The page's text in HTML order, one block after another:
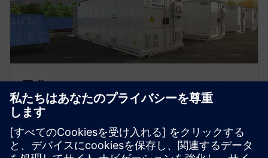
電化とオートメーションのための
持続可能性
Siemens スコープ1、2、3の温室効果ガス排出量を削
減するための具体的な対策を通じて、どのように環